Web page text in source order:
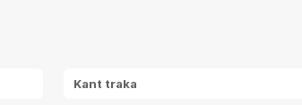
Kant traka